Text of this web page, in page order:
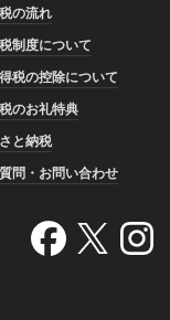
の流れ
制度について
税の控除について
のお礼特典
と納税
問・お問い合わせ